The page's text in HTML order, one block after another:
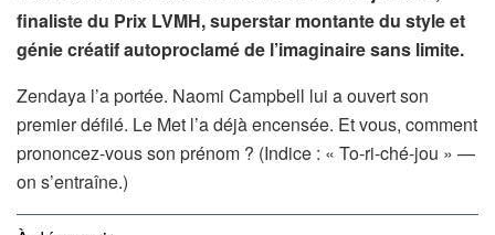
finaliste du Prix LVMH, superstar montante du style et
génie créatif autoproclamé de l’imaginaire sans limite.
Zendaya l’a portée. Naomi Campbell lui a ouvert son
premier défilé. Le Met l’a déjà encensée. Et vous, comment
prononcez-vous son prénom ? (Indice : « To-ri-ché-jou » —
on s’entraîne.)